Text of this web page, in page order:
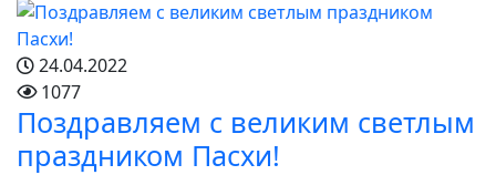
24.04.2022
1077
Поздравляем с великим светлым
праздником Пасхи!